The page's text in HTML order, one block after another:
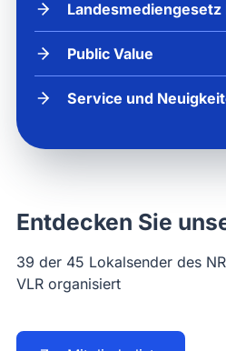
Landesmediengesetz
Public Value
Service und
Entdecken Sie
39 der 45 Lokalsender des
VLR organisiert